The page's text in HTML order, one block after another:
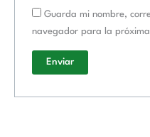
Guarda mi nombre,
navegador para la